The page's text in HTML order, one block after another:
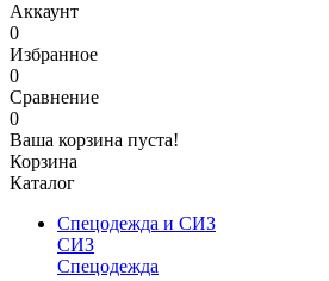
Аккаунт
0
Избранное
0
Сравнение
0
Ваша корзина пуста!
Корзина
Каталог
Спецодежда и СИЗ
СИЗ
Спецодежда